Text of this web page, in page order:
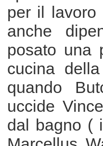
per il lavoro
anche
posato una
cucina
quando
uccide
dal bagno (